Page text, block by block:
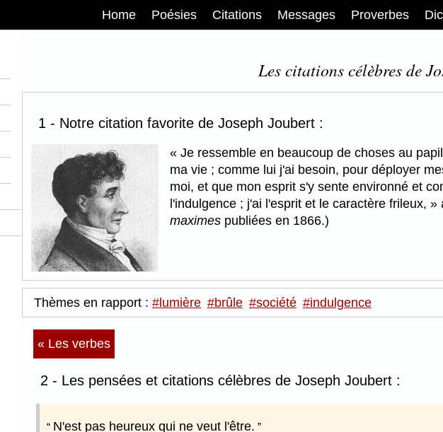
Home Poésies Citations Messages Proverbes
Les citations célèbres de
1 - Notre citation favorite de Joseph Joubert :
Je ressemble en beaucoup de choses au
ma vie ; comme lui j'ai besoin, pour déployer
moi, et que mon esprit s'y sente environné et
l'indulgence ; j'ai l'esprit et le caractère frileux,
maximes publiées en 1866.)
Thèmes en rapport : #lumière #brûle #société #indulgence
« Les verbes
2 - Les pensées et citations célèbres de Joseph Joubert :
N'est pas heureux qui ne veut l'être.